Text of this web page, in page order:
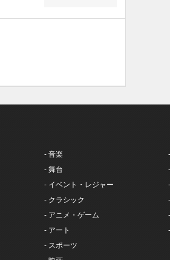
- 音楽
- 舞台
- イベント・レジャー
- クラシック
- アニメ・ゲーム
- アート
- スポーツ